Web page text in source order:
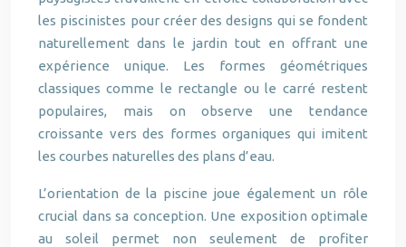
les piscinistes pour créer des designs qui se fondent
naturellement dans le jardin tout en offrant une
expérience unique. Les formes géométriques
classiques comme le rectangle ou le carré restent
populaires, mais on observe une tendance
croissante vers des formes organiques qui imitent
les courbes naturelles des plans d’eau.
L’orientation de la piscine joue également un rôle
crucial dans sa conception. Une exposition optimale
au soleil permet non seulement de profiter